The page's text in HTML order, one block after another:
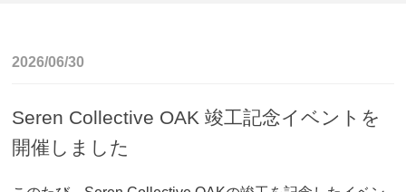
2026/06/30
Seren Collective OAK 竣工記念イベントを
開催しました